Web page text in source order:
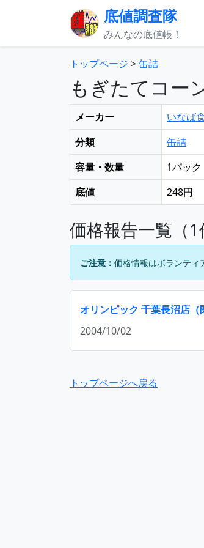
底値調査隊
みんなの底値帳！
トップページ >缶詰
もぎたてコー
メーカー
いなば
分類
缶詰
容量・数量
1パック
底値
248円
価格報告一覧（1
ご注意： 価格情報はボランティ
オリンピック 千葉長沼店（
2004/10/02
トップページへ戻る